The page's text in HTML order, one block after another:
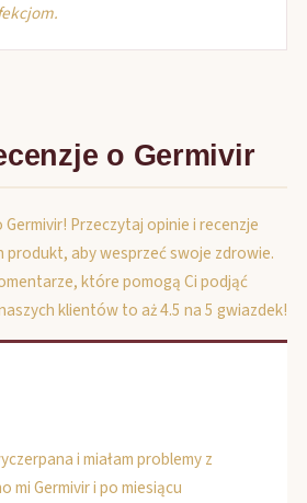
o Germivir
Przeczytaj opinie i recenzje
aby wesprzeć swoje zdrowie.
które pomogą Ci podjąć
klientów to aż 4.5 na 5 gwiazdek!
i miałam problemy z
mi Germivir i po miesiącu